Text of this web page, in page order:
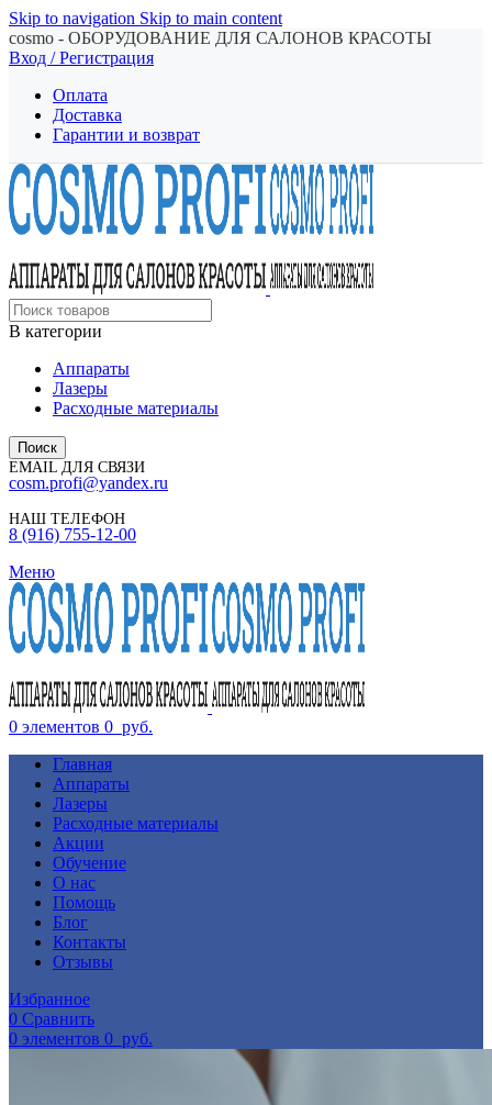
Skip to navigation Skip to main content
cosmo - ОБОРУДОВАНИЕ ДЛЯ САЛОНОВ КРАСОТЫ
Вход / Регистрация
Оплата
Доставка
Гарантии и возврат
В категории
Аппараты
Лазеры
Расходные материалы
Поиск
EMAIL ДЛЯ СВЯЗИ
cosm.profi@yandex.ru
НАШ ТЕЛЕФОН
8 (916) 755-12-00
Меню
0 элементов 0 руб.
Главная
Аппараты
Лазеры
Расходные материалы
Акции
Обучение
О нас
Помощь
Блог
Контакты
Отзывы
Избранное
0 Сравнить
0 элементов 0 руб.